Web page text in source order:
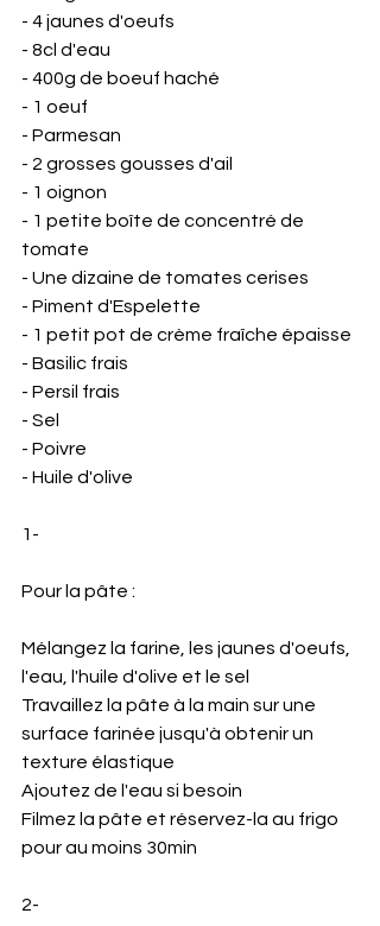
- 4 jaunes d'oeufs
- 8cl d'eau
- 400g de boeuf haché
- 1 oeuf
- Parmesan
- 2 grosses gousses d'ail
- 1 oignon
- 1 petite boîte de concentré de
tomate
- Une dizaine de tomates cerises
- Piment d'Espelette
- 1 petit pot de crème fraîche épaisse
- Basilic frais
- Persil frais
- Sel
- Poivre
- Huile d'olive
1-
Pour la pâte :
Mélangez la farine, les jaunes d'oeufs,
l'eau, l'huile d'olive et le sel
Travaillez la pâte à la main sur une
surface farinée jusqu'à obtenir un
texture élastique
Ajoutez de l'eau si besoin
Filmez la pâte et réservez-la au frigo
pour au moins 30min
2-